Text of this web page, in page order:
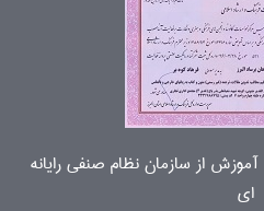
از سازمان نظام صنفی رایانه
ای